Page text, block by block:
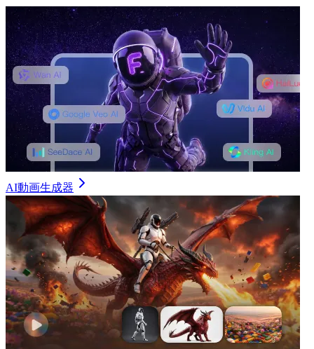
AI動画生成器